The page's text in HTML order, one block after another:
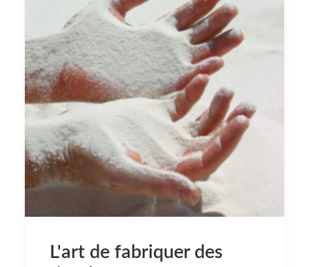
L'art de fabriquer des